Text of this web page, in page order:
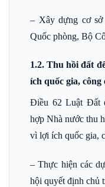
– Xây dựng cơ
Quốc phòng, Bộ
1.2. Thu hồi đất
ích quốc gia, công
Điều 62 Luật Đất
hợp Nhà nước thu
vì lợi ích quốc gia,
– Thực hiện các
hội quyết định chủ